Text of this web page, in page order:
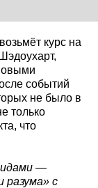
курс на
событий
не было в
только
что
—
разума» с